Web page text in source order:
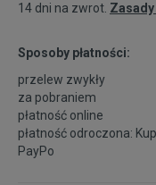
14 dni na zwrot.
Sposoby płatności:
przelew zwykły
za pobraniem
płatność online
płatność odroczona:
PayPo